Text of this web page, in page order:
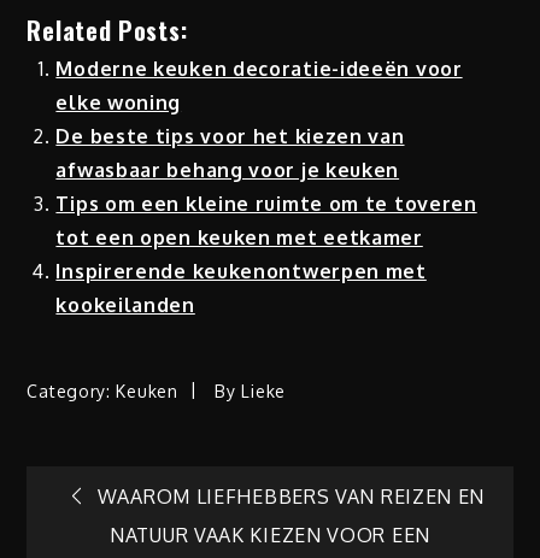
Related Posts:
Moderne keuken decoratie-ideeën voor
elke woning
De beste tips voor het kiezen van
afwasbaar behang voor je keuken
Tips om een kleine ruimte om te toveren
tot een open keuken met eetkamer
Inspirerende keukenontwerpen met
kookeilanden
Category:Keuken ByLieke
Berichtnavigatie
WAAROM LIEFHEBBERS VAN REIZEN EN
NATUUR VAAK KIEZEN VOOR EEN